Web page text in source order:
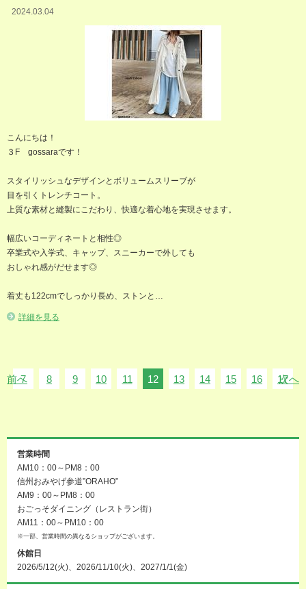
2024.03.04
こんにちは！
３F gossaraです！
スタイリッシュなデザインとボリュームスリーブが
目を引くトレンチコート。
上質な素材と縫製にこだわり、快適な着心地を実現させます。
幅広いコーディネートと相性◎
卒業式や入学式、キャップ、スニーカーで外しても
おしゃれ感がだせます◎
着丈も122cmでしっかり長め、ストンと…
詳細を見る
前へ
7 8 9 10 11 12 13 14 15 16 17
次へ
営業時間
AM10：00～PM8：00
信州おみやげ参道”ORAHO”
AM9：00～PM8：00
おごっそダイニング（レストラン街）
AM11：00～PM10：00
※一部、営業時間の異なるショップがございます。
休館日
2026/5/12(火)、2026/11/10(火)、2027/1/1(金)